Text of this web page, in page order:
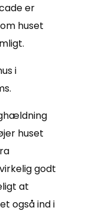
er
huset
huset
godt
at
også ind i